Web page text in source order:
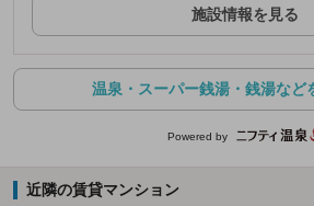
施設情報を見る
温泉・スーパー銭湯・銭湯など
Powered by
近隣の賃貸マンション